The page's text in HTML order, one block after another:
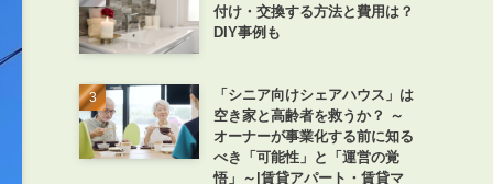
付け・交換する方法と費用は？
DIY事例も
「シニア向けシェアハウス」は
空き家と高齢者を救うか？ ～
オーナーが事業化する前に知る
べき「可能性」と「運営の覚
悟」～|賃貸アパート・賃貸マ